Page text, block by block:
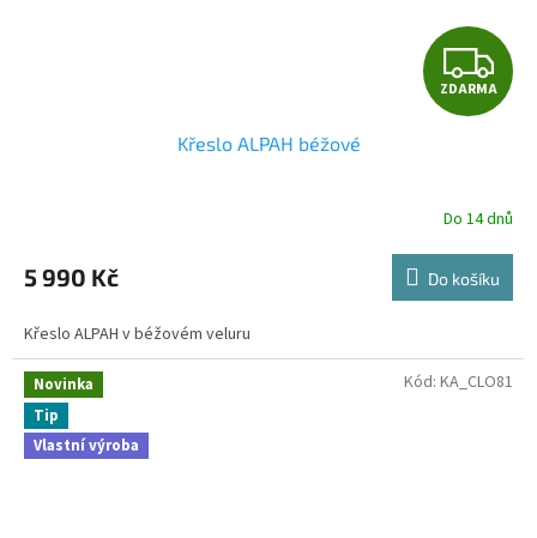
Z
D
R
M
A
ZDARMA
Křeslo ALPAH béžové
Do 14 dnů
5 990 Kč Do košíku
Křeslo ALPAH v béžovém veluru
Novinka
Tip
Vlastní výroba
Kód: KA_CLO81